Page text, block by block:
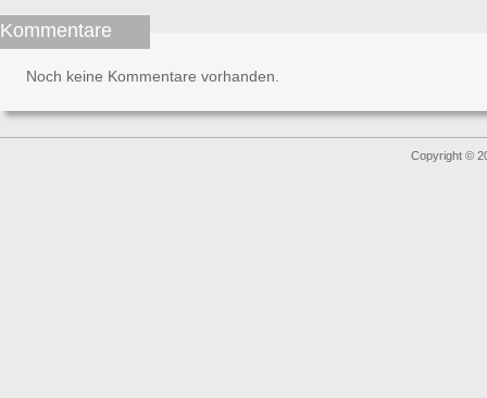
Kommentare
Noch keine Kommentare vorhanden.
Copyright ©